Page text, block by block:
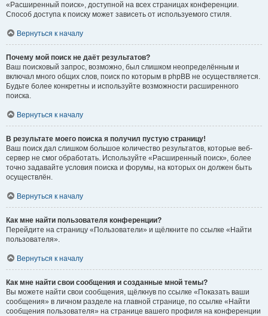
«Расширенный поиск», доступной на всех страницах конференции.
Способ доступа к поиску может зависеть от используемого стиля.
Вернуться к началу
Почему мой поиск не даёт результатов?
Ваш поисковый запрос, возможно, был слишком неопределённым и
включал много общих слов, поиск по которым в phpBB не осуществляется.
Будьте более конкретны и используйте возможности расширенного
поиска.
Вернуться к началу
В результате моего поиска я получил пустую страницу!
Ваш поиск дал слишком большое количество результатов, которые веб-
сервер не смог обработать. Используйте «Расширенный поиск», более
точно задавайте условия поиска и форумы, на которых он должен быть
осуществлён.
Вернуться к началу
Как мне найти пользователя конференции?
Перейдите на страницу «Пользователи» и щёлкните по ссылке «Найти
пользователя».
Вернуться к началу
Как мне найти свои сообщения и созданные мной темы?
Вы можете найти свои сообщения, щёлкнув по ссылке «Показать ваши
сообщения» в личном разделе на главной странице, по ссылке «Найти
сообщения пользователя» на странице вашего профиля на конференции